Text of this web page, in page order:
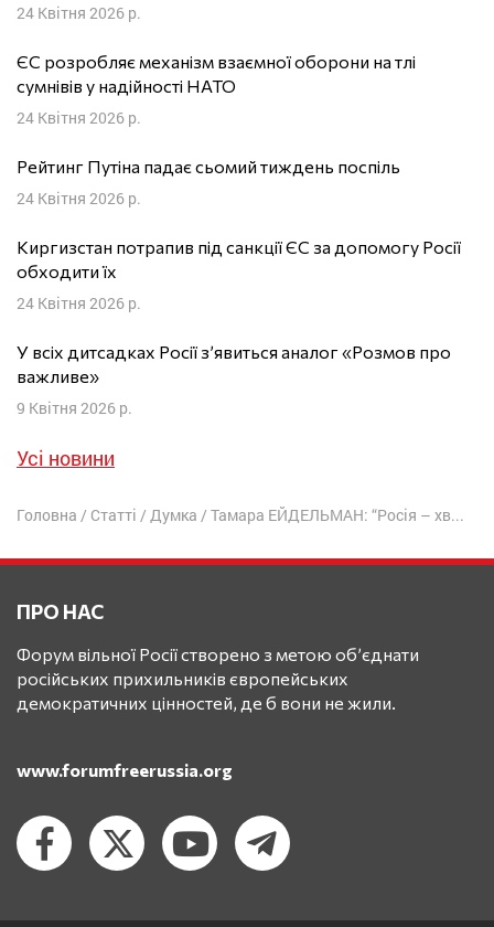
24 Квітня 2026 р.
ЄС розробляє механізм взаємної оборони на тлі
сумнівів у надійності НАТО
24 Квітня 2026 р.
Рейтинг Путіна падає сьомий тиждень поспіль
24 Квітня 2026 р.
Киргизстан потрапив під санкції ЄС за допомогу Росії
обходити їх
24 Квітня 2026 р.
У всіх дитсадках Росії з’явиться аналог «Розмов про
важливе»
9 Квітня 2026 р.
Усі новини
Головна / Статті / Думка / Тамара ЕЙДЕЛЬМАН: “Росія – хвора країна”
ПРО НАС
Форум вільної Росії створено з метою об’єднати
російських прихильників європейських
демократичних цінностей, де б вони не жили.
www.forumfreerussia.org